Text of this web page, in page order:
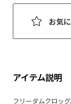
お気
アイテム説明
フリーダムクロッ